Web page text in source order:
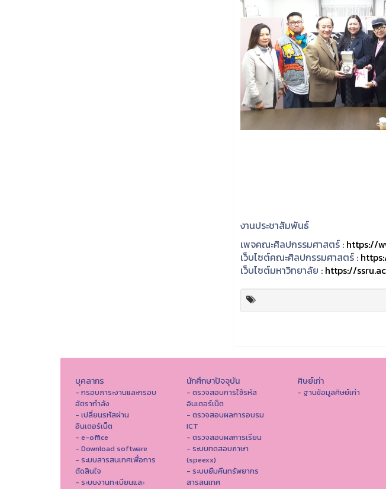
งานประชาสัมพันธ์
เพจคณะศิลปกรรมศาสตร์ : https://
เว็บไซต์คณะศิลปกรรมศาสตร์ :
เว็บไซต์มหาวิทยาลัย : https://
บุคลากร
- กรอบภาระงานและกรอบ
อัตรากำลัง
- เปลี่ยนรหัสผ่าน
อินเตอร์เน็ต
- e-office
- Download software
- ระบบสารสนเทศเพื่อการ
ตัดสินใจ
- ระบบงานทะเบียนและ
นักศึกษาปัจจุบัน
- ตรวจสอบการใช้รหัส
อินเตอร์เน็ต
- ตรวจสอบผลการอบรม
ICT
- ตรวจสอบผลการเรียน
- ระบบทดสอบภาษา
(speexx)
- ระบบยืมคืนทรัพยากร
สารสนเทศ
ศิษย์เก่า
- ฐานข้อมูลศิษย์เก่า